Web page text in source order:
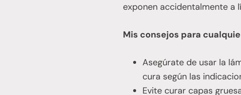
exponen accidentalmente a
Mis consejos para
Asegúrate de usar la
cura según las
Evite curar capas